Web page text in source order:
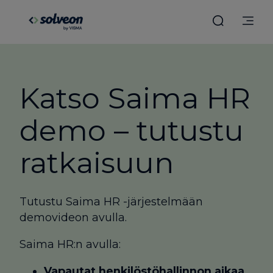
Katso Saima HR
demo – tutustu
ratkaisuun
Tutustu Saima HR -järjestelmään
demovideon avulla.
Saima HR:n avulla: